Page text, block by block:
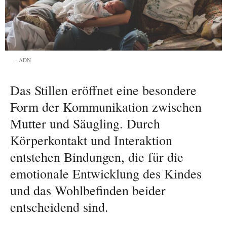
ADN
Das Stillen eröffnet eine besondere
Form der Kommunikation zwischen
Mutter und Säugling. Durch
Körperkontakt und Interaktion
entstehen Bindungen, die für die
emotionale Entwicklung des Kindes
und das Wohlbefinden beider
entscheidend sind.